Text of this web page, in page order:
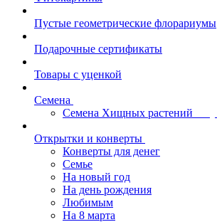
Пустые геометрические флорариумы
Подарочные сертификаты
Товары с уценкой
Семена
Семена Хищных растений
Открытки и конверты
Конверты для денег
Семье
На новый год
На день рождения
Любимым
На 8 марта